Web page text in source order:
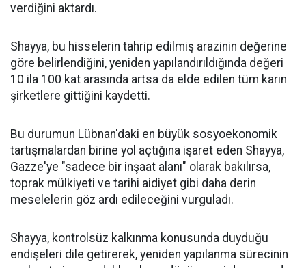
verdiğini aktardı.
Shayya, bu hisselerin tahrip edilmiş arazinin değerine
göre belirlendiğini, yeniden yapılandırıldığında değeri
10 ila 100 kat arasında artsa da elde edilen tüm karın
şirketlere gittiğini kaydetti.
Bu durumun Lübnan'daki en büyük sosyoekonomik
tartışmalardan birine yol açtığına işaret eden Shayya,
Gazze'ye "sadece bir inşaat alanı" olarak bakılırsa,
toprak mülkiyeti ve tarihi aidiyet gibi daha derin
meselelerin göz ardı edileceğini vurguladı.
Shayya, kontrolsüz kalkınma konusunda duyduğu
endişeleri dile getirerek, yeniden yapılanma sürecinin